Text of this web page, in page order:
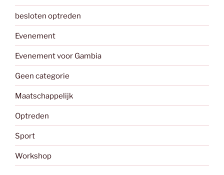
besloten optreden
Evenement
Evenement voor Gambia
Geen categorie
Maatschappelijk
Optreden
Sport
Workshop